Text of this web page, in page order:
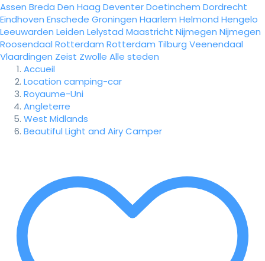
Assen Breda Den Haag DeventerDoetinchem Dordrecht
Eindhoven Enschede Groningen Haarlem Helmond Hengelo
Leeuwarden Leiden Lelystad Maastricht Nijmegen Nijmegen
Roosendaal Rotterdam Rotterdam Tilburg Veenendaal
Vlaardingen Zeist Zwolle Alle steden
Accueil
Location camping-car
Royaume-Uni
Angleterre
West Midlands
Beautiful Light and Airy Camper